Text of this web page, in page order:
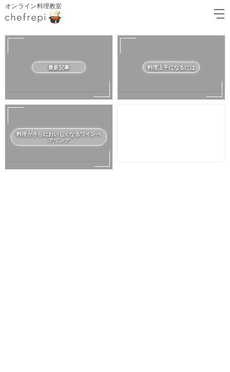
オンライン料理教室
最新記事 料理上手になるには
料理がさらにおいしくなるワインペ
アリング